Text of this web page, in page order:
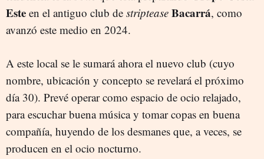
Este en el antiguo club de striptease Bacarrá, como
avanzó este medio en 2024.
A este local se le sumará ahora el nuevo club (cuyo
nombre, ubicación y concepto se revelará el próximo
día 30). Prevé operar como espacio de ocio relajado,
para escuchar buena música y tomar copas en buena
compañía, huyendo de los desmanes que, a veces, se
producen en el ocio nocturno.